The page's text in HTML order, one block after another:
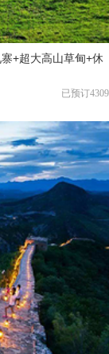
+超大高山草甸+休
已预订4309